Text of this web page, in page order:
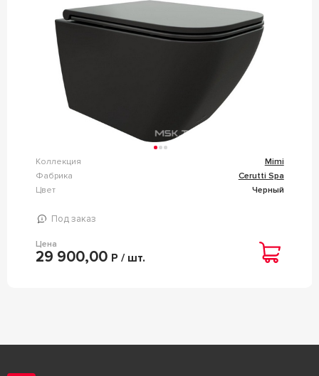
Коллекция
Mimi
Фабрика
Cerutti Spa
Цвет
Черный
Под заказ
Цена
29 900,00 Р / шт.